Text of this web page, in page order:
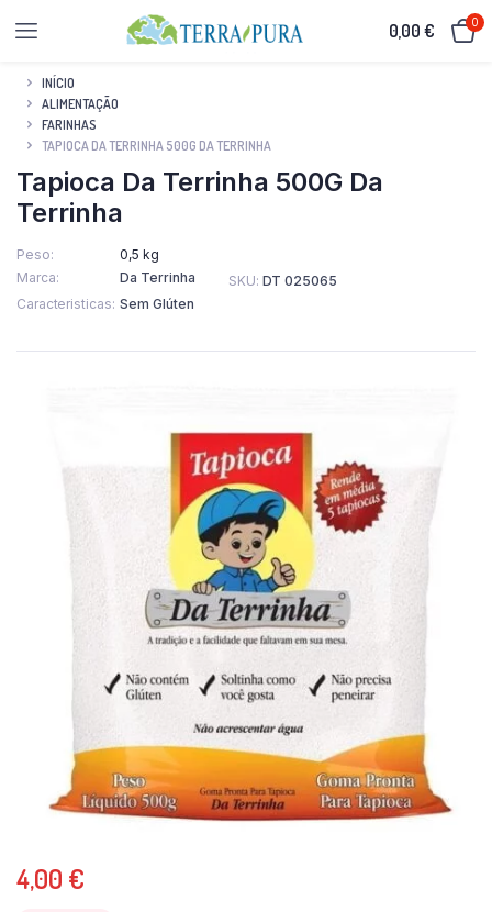
0,00€ 0
INÍCIO
ALIMENTAÇÃO
FARINHAS
TAPIOCA DA TERRINHA 500G DA TERRINHA
Tapioca Da Terrinha 500G Da
Terrinha
Peso
0,5 kg
Marca
Da Terrinha
Caracteristicas Sem Glúten
SKU: DT 025065
4,00 €